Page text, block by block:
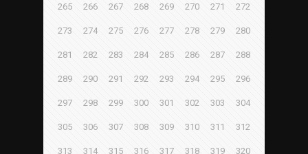
265 266 267 268 269 270 271 272
273 274 275 276 277 278 279 280
281 282 283 284 285 286 287 288
289 290 291 292 293 294 295 296
297 298 299 300 301 302 303 304
305 306 307 308 309 310 311 312
313 314 315 316 317 318 319 320